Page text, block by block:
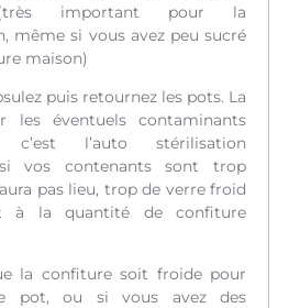
important pour la
même si vous avez peu sucré
maison)
puis retournez les pots. La
les éventuels contaminants
c’est l’auto stérilisation
vos contenants sont trop
pas lieu, trop de verre froid
à la quantité de confiture
la confiture soit froide pour
pot, ou si vous avez des